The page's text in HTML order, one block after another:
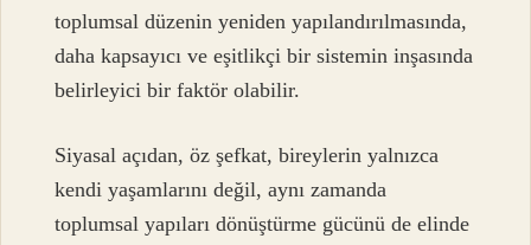
toplumsal düzenin yeniden yapılandırılmasında,
daha kapsayıcı ve eşitlikçi bir sistemin inşasında
belirleyici bir faktör olabilir.
Siyasal açıdan, öz şefkat, bireylerin yalnızca
kendi yaşamlarını değil, aynı zamanda
toplumsal yapıları dönüştürme gücünü de elinde